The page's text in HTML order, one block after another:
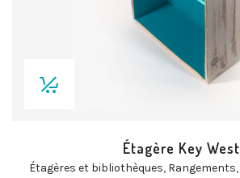
Étagère Key West
Étagères et bibliothèques, Rangements,